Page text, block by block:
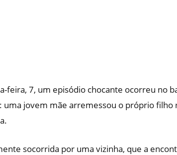
feira, 7, um episódio chocante ocorreu no
uma jovem mãe arremessou o próprio filho
socorrida por uma vizinha, que a